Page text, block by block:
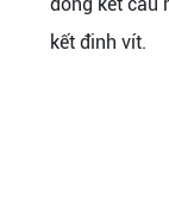
kết đinh vít.